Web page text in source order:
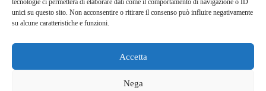
tecnologie ci permetterà di elaborare dati come il comportamento di navigazione o ID
unici su questo sito. Non acconsentire o ritirare il consenso può influire negativamente
su alcune caratteristiche e funzioni.
Accetta
Nega
Feed dei contenuti
Feed dei commenti
WordPress.org